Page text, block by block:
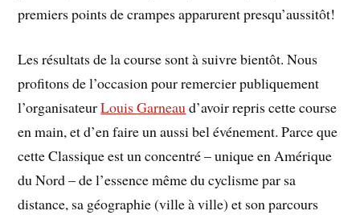
premiers points de crampes apparurent presqu’aussitôt!
Les résultats de la course sont à suivre bientôt. Nous
profitons de l’occasion pour remercier publiquement
l’organisateurLouis Garneaud’avoir repris cette course
en main, et d’en faire un aussi bel événement. Parce que
cette Classique est un concentré – unique en Amérique
du Nord – de l’essence même du cyclisme par sa
distance, sa géographie (ville à ville) et son parcours